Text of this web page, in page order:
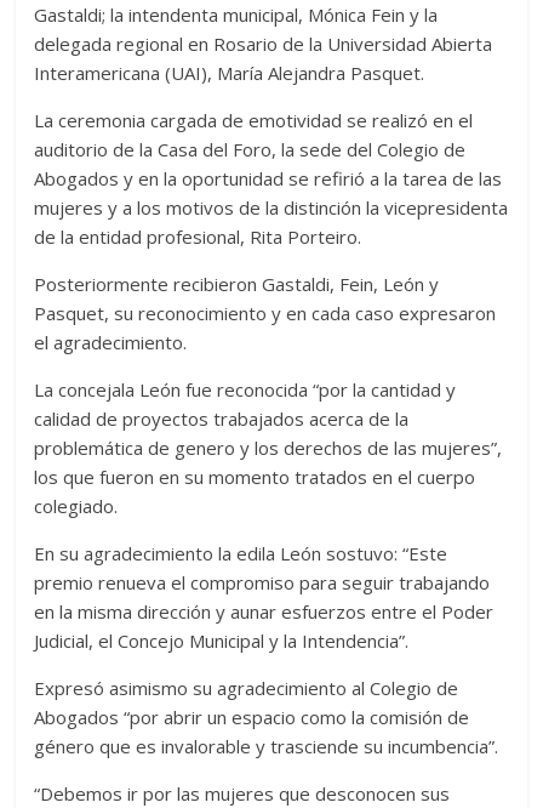
Gastaldi; la intendenta municipal, Mónica Fein y la
delegada regional en Rosario de la Universidad Abierta
Interamericana (UAI), María Alejandra Pasquet.
La ceremonia cargada de emotividad se realizó en el
auditorio de la Casa del Foro, la sede del Colegio de
Abogados y en la oportunidad se refirió a la tarea de las
mujeres y a los motivos de la distinción la vicepresidenta
de la entidad profesional, Rita Porteiro.
Posteriormente recibieron Gastaldi, Fein, León y
Pasquet, su reconocimiento y en cada caso expresaron
el agradecimiento.
La concejala León fue reconocida “por la cantidad y
calidad de proyectos trabajados acerca de la
problemática de genero y los derechos de las mujeres”,
los que fueron en su momento tratados en el cuerpo
colegiado.
En su agradecimiento la edila León sostuvo: “Este
premio renueva el compromiso para seguir trabajando
en la misma dirección y aunar esfuerzos entre el Poder
Judicial, el Concejo Municipal y la Intendencia”.
Expresó asimismo su agradecimiento al Colegio de
Abogados “por abrir un espacio como la comisión de
género que es invalorable y trasciende su incumbencia”.
“Debemos ir por las mujeres que desconocen sus